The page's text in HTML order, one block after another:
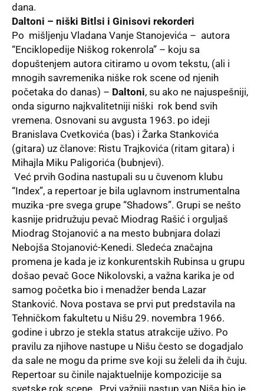
dana.
Daltoni – niški Bitlsi i Ginisovi rekorderi
Po mišljenju Vladana Vanje Stanojevića – autora
“Enciklopedije Niškog rokenrola” – koju sa
dopuštenjem autora citiramo u ovom tekstu, (ali i
mnogih savremenika niške rok scene od njenih
početaka do danas) – Daltoni, su ako ne najuspešniji,
onda sigurno najkvalitetniji niški rok bend svih
vremena. Osnovani su avgusta 1963. po ideji
Branislava Cvetkovića (bas) i Žarka Stankovića
(gitara) uz članove: Ristu Trajkovića (ritam gitara) i
Mihajla Miku Paligorića (bubnjevi).
Već prvih Godina nastupali su u čuvenom klubu
“Index”, a repertoar je bila uglavnom instrumentalna
muzika -pre svega grupe “Shadows”. Grupi se nešto
kasnije pridružuju pevač Miodrag Rašić i orguljaš
Miodrag Stojanović a na mesto bubnjara dolazi
Nebojša Stojanović-Kenedi. Sledeća značajna
promena je kada je iz konkurentskih Rubinsa u grupu
došao pevač Goce Nikolovski, a važna karika je od
samog početka bio i menadžer benda Lazar
Stanković. Nova postava se prvi put predstavila na
Tehničkom fakultetu u Nišu 29. novembra 1966.
godine i ubrzo je stekla status atrakcije uživo. Po
pravilu za njihove nastupe u Nišu često se dogadjalo
da sale ne mogu da prime sve koji su želeli da ih čuju.
Repertoar su činile najaktuelnije kompozicije sa